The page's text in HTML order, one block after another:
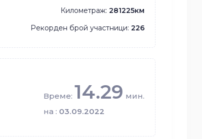
Километраж: 281225км
Рекорден брой участници: 226
Време: 14.29 мин.
на : 03.09.2022